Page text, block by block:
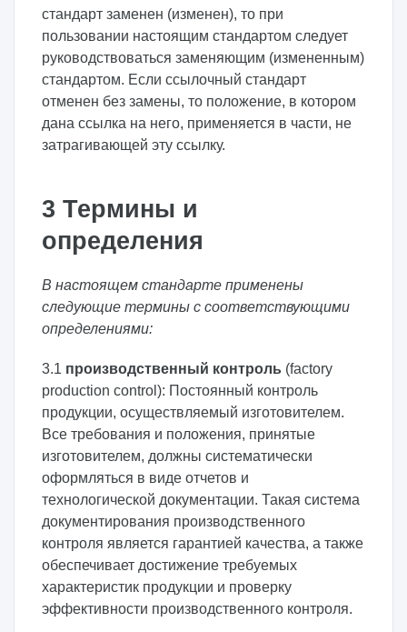
стандарт заменен (изменен), то при
пользовании настоящим стандартом следует
руководствоваться заменяющим (измененным)
стандартом. Если ссылочный стандарт
отменен без замены, то положение, в котором
дана ссылка на него, применяется в части, не
затрагивающей эту ссылку.
3 Термины и
определения
В настоящем стандарте применены
следующие термины с соответствующими
определениями:
3.1 производственный контроль (factory
production control): Постоянный контроль
продукции, осуществляемый изготовителем.
Все требования и положения, принятые
изготовителем, должны систематически
оформляться в виде отчетов и
технологической документации. Такая система
документирования производственного
контроля является гарантией качества, а также
обеспечивает достижение требуемых
характеристик продукции и проверку
эффективности производственного контроля.